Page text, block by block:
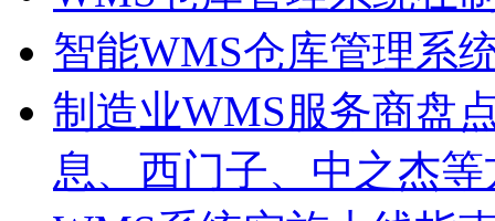
智能WMS仓库管理系
制造业WMS服务商盘
息、西门子、中之杰